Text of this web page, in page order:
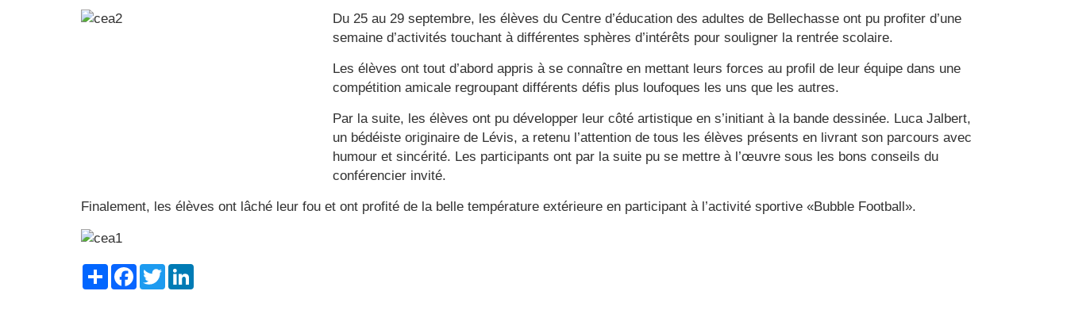
Du 25 au 29 septembre, les élèves du Centre d’éducation des adultes de Bellechasse ont pu profiter d’une
semaine d’activités touchant à différentes sphères d’intérêts pour souligner la rentrée scolaire.
Les élèves ont tout d’abord appris à se connaître en mettant leurs forces au profil de leur équipe dans une
compétition amicale regroupant différents défis plus loufoques les uns que les autres.
Par la suite, les élèves ont pu développer leur côté artistique en s’initiant à la bande dessinée. Luca Jalbert,
un bédéiste originaire de Lévis, a retenu l’attention de tous les élèves présents en livrant son parcours avec
humour et sincérité. Les participants ont par la suite pu se mettre à l’œuvre sous les bons conseils du
conférencier invité.
Finalement, les élèves ont lâché leur fou et ont profité de la belle température extérieure en participant à l’activité sportive «Bubble Football».
ShareFacebook
Twitter